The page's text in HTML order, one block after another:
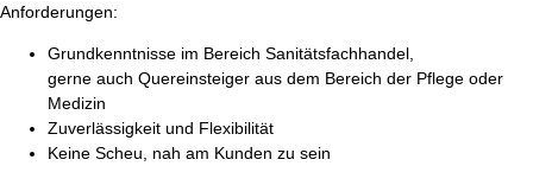
Anforderungen:
Grundkenntnisse im Bereich Sanitätsfachhandel,
gerne auch Quereinsteiger aus dem Bereich der Pflege oder
Medizin
Zuverlässigkeit und Flexibilität
Keine Scheu, nah am Kunden zu sein